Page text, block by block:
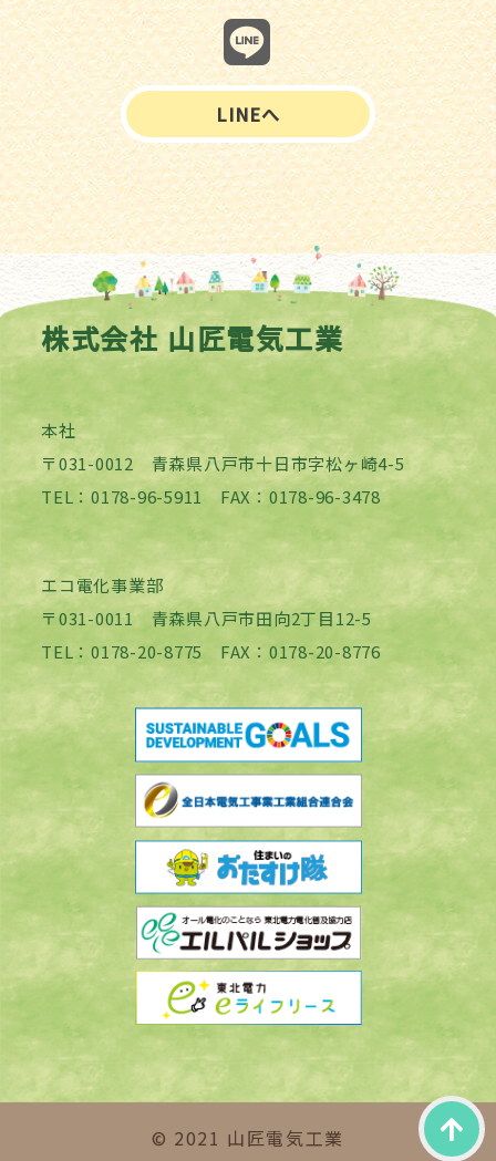
LINEへ
株式会社 山匠電気工業
本社
〒031-0012 青森県八戸市十日市字松ヶ崎4-5
TEL：0178-96-5911 FAX：0178-96-3478
エコ電化事業部
〒031-0011 青森県八戸市田向2丁目12-5
TEL：0178-20-8775 FAX：0178-20-8776
© 2021 山匠電気工業